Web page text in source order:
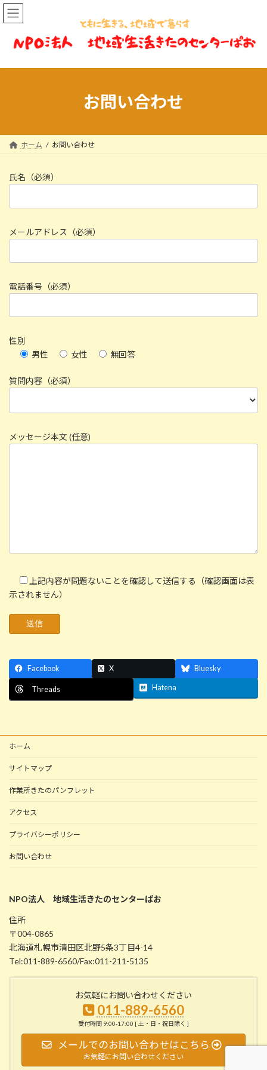
コ
ン
ナ
ビ
お問い合わせ
ホーム お問い合わせ
氏名（必須）
メールアドレス（必須）
電話番号（必須）
性別
男性
女性 無回答
質問内容（必須）
メッセージ本文 (任意)
上記内容が問題ないことを確認して送信する（確認画面は表
示されません）
Facebook X Bluesky
Threads Hatena
ホーム
サイトマップ
作業所きたのパンフレット
アクセス
プライバシーポリシー
お問い合わせ
NPO法人 地域生活きたのセンターぱお
住所
〒004-0865
北海道札幌市清田区北野5条3丁目4-14
Tel:011-889-6560/Fax:011-211-5135
お気軽にお問い合わせください
011-889-6560
受付時間 9:00-17:00 [ 土・日・祝日除く ]
メールでのお問い合わせはこちら
お気軽にお問い合わせください